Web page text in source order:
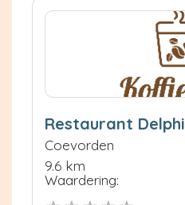
Restaurant Delphi
Coevorden
9.6 km
Waardering: